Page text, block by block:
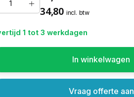
34,80 incl. btw
1 tot 3 werkdagen
In winkelwagen
Vraag offerte aan